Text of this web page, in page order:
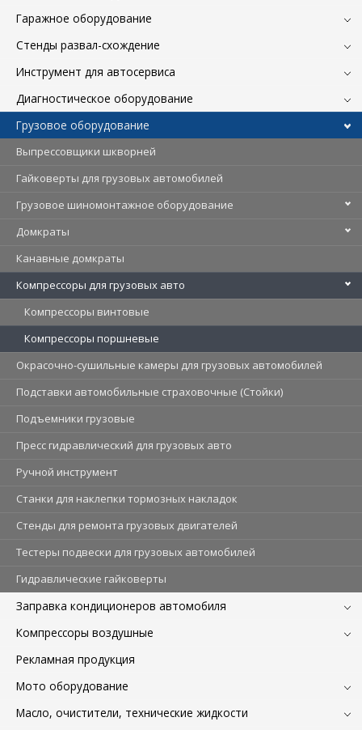
Гаражное оборудование
Стенды развал-схождение
Инструмент для автосервиса
Диагностическое оборудование
Грузовое оборудование
Выпрессовщики шкворней
Гайковерты для грузовых автомобилей
Грузовое шиномонтажное оборудование
Домкраты
Канавные домкраты
Компрессоры для грузовых авто
Компрессоры винтовые
Компрессоры поршневые
Окрасочно-сушильные камеры для грузовых автомобилей
Подставки автомобильные страховочные (Стойки)
Подъемники грузовые
Пресс гидравлический для грузовых авто
Ручной инструмент
Станки для наклепки тормозных накладок
Стенды для ремонта грузовых двигателей
Тестеры подвески для грузовых автомобилей
Гидравлические гайковерты
Заправка кондиционеров автомобиля
Компрессоры воздушные
Рекламная продукция
Мото оборудование
Масло, очистители, технические жидкости